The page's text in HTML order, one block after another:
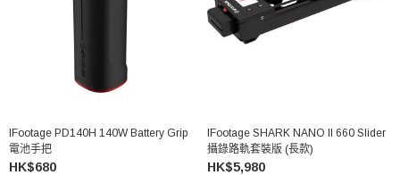
IFootage PD140H 140W Battery Grip
電池手把
HK$680
IFootage SHARK NANO II 660 Slider
攝錄路軌套裝版 (長款)
HK$5,980